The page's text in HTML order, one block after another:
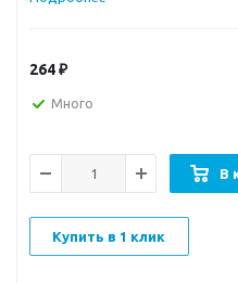
264₽
Много
В
Купить в 1 клик